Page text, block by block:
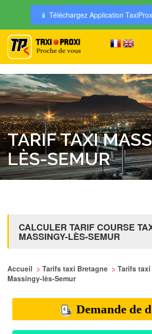
📱 Téléchargez Application
TARIF TAXI
LÈS-SEMUR
CALCULER TARIF COURSE
MASSINGY-LÈS-SEMUR
Accueil > Tarifs taxi Bretagne > Tarifs
Massingy-lès-Semur
Demande de